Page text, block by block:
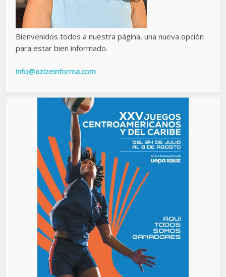
Bienvenidos todos a nuestra página, una nueva opción
para estar bien informado.
info@azizeinforma.com